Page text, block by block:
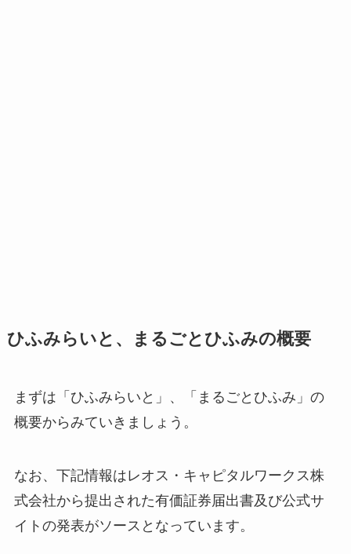
ひふみらいと、まるごとひふみの概要
まずは「ひふみらいと」、「まるごとひふみ」の
概要からみていきましょう。
なお、下記情報はレオス・キャピタルワークス株
式会社から提出された有価証券届出書及び公式サ
イトの発表がソースとなっています。